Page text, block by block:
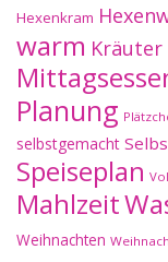
Hexenkram
warm Kräuter
Planung
selbstgemacht
Speiseplan
Mahlzeit
Weihnachten